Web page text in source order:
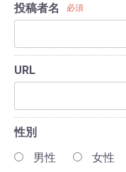
投稿者名 必須
URL
性別
男性
女性